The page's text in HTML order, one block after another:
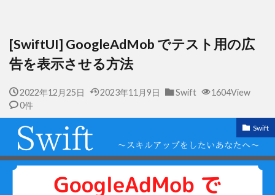
[SwiftUI] GoogleAdMob でテスト用の広
告を表示させる方法
2022年12月25日 2023年11月9日 Swift
1604View
0件
Swift